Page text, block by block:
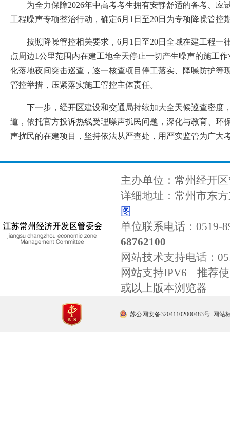
为全力保障2026年中高考考生拥有安静舒适的备考、
工程噪声专项整治行动，确定6月1日至20日为专项降噪管
按照降噪管控相关要求，6月1日至20日全域在建工程
点周边1公里范围内在建工地全天停止一切产生噪声的施工
化落地夜间突击巡查，逐一核查项目停工落实、降噪防护
管控举措，压紧落实施工管控主体责任。
下一步，经开区建设和交通局持续加大全天候巡查密度
道，依托官方投诉热线受理噪声扰民问题，深化与教育、
声扰民的在建项目，坚持依法从严查处，用严实监管为广大
主办单位：常州经开
详细地址：常州市东
图
单位联系电话：0519-
68762100
网站技术支持电话：
网站支持IPV6 推荐使
或以上版本浏览器
苏公网安备32041102000483号 网站